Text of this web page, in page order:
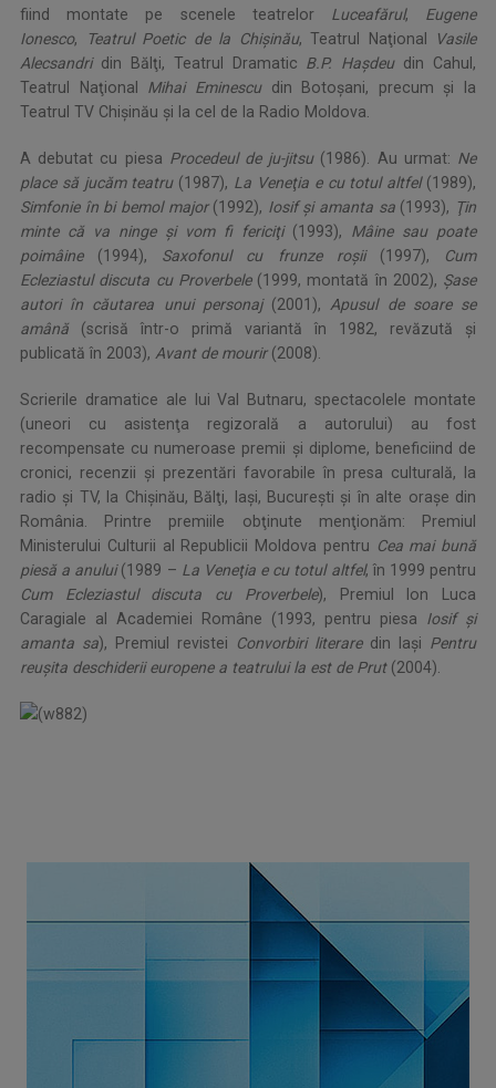
fiind montate pe scenele teatrelor Luceafărul, Eugene
Ionesco, Teatrul Poetic de la Chişinău, Teatrul Naţional
Vasile
Alecsandridin Bălţi, Teatrul Dramatic B.P. Haşdeudin Cahul,
Teatrul Naţional Mihai Eminescudin Botoşani, precum şi la
Teatrul TV Chişinău şi la cel de la Radio Moldova.
A debutat cu piesa Procedeul de ju-jitsu(1986). Au urmat: Ne
place să jucăm teatru(1987), La Veneţia e cu totul altfel(1989),
Simfonie în bi bemol major(1992), Iosif şi amanta sa(1993), Ţin
minte că va ninge şi vom fi fericiţi(1993), Mâine sau poate
poimâine(1994), Saxofonul cu frunze roşii(1997),
Cum
Ecleziastul discuta cu Proverbele(1999, montată în 2002), Şase
autori în căutarea unui personaj(2001), Apusul de soare se
amână (scrisă într-o primă variantă în 1982, revăzută şi
publicată în 2003), Avant de mourir(2008).
Scrierile dramatice ale lui Val Butnaru, spectacolele montate
(uneori cu asistenţa regizorală a autorului) au fost
recompensate cu numeroase premii şi diplome, beneficiind de
cronici, recenzii şi prezentări favorabile în presa culturală, la
radio şi TV, la Chişinău, Bălţi, Iaşi, Bucureşti şi în alte oraşe din
România. Printre premiile obţinute menţionăm: Premiul
Ministerului Culturii al Republicii Moldova pentru Cea mai bună
piesă a anului(1989 – La Veneţia e cu totul altfel, în 1999 pentru
Cum Ecleziastul discuta cu Proverbele), Premiul Ion Luca
Caragiale al Academiei Române (1993, pentru piesa Iosif şi
amanta sa), Premiul revistei Convorbiri literaredin Iaşi Pentru
reuşita deschiderii europene a teatrului la est de Prut (2004).